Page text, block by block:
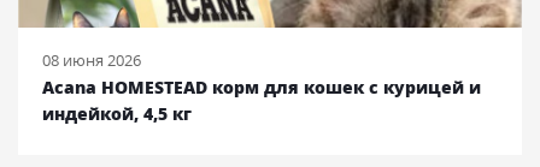
08 июня 2026
Acana HOMESTEAD корм для кошек с курицей и
индейкой, 4,5 кг